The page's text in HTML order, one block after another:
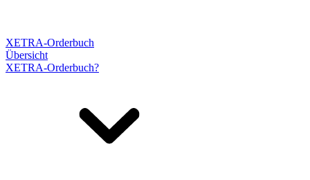
XETRA-Orderbuch
Übersicht
XETRA-Orderbuch?